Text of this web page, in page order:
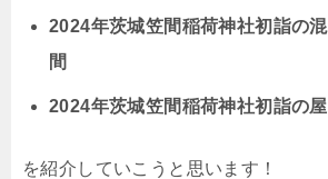
2024年茨城笠間稲荷神社初詣の
間
2024年茨城笠間稲荷神社初詣の
を紹介していこうと思います！